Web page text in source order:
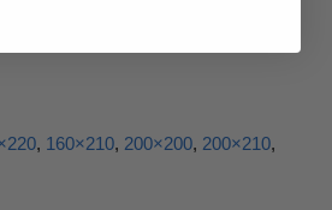
, 160×210, 200×200, 200×210,